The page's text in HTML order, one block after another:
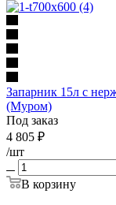
Запарник 15л с
(Муром)
Под заказ
4 805 ₽
/шт
В корзину